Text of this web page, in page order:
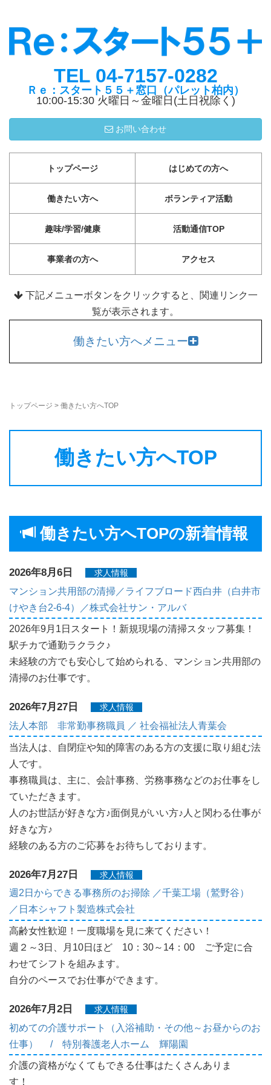
TEL 04-7157-0282
Ｒｅ：スタート５５＋窓口（パレット柏内）
10:00-15:30 火曜日～金曜日(土日祝除く)
お問い合わせ
トップページ はじめての方へ
働きたい方へ ボランティア活動
趣味/学習/健康 活動通信TOP
事業者の方へ アクセス
下記メニューボタンをクリックすると、関連リンク一
覧が表示されます。
働きたい方へメニュー
トップページ > 働きたい方へTOP
働きたい方へTOP
働きたい方へTOPの新着情報
2026年8月6日 求人情報
マンション共用部の清掃／ライフブロード西白井（白井市
けやき台2-6-4）／株式会社サン・アルバ
2026年9月1日スタート！新規現場の清掃スタッフ募集！
駅チカで通勤ラクラク♪
未経験の方でも安心して始められる、マンション共用部の
清掃のお仕事です。
2026年7月27日 求人情報
法人本部 非常勤事務職員 ／ 社会福祉法人青葉会
当法人は、自閉症や知的障害のある方の支援に取り組む法
人です。
事務職員は、主に、会計事務、労務事務などのお仕事をし
ていただきます。
人のお世話が好きな方♪面倒見がいい方♪人と関わる仕事が
好きな方♪
経験のある方のご応募をお待ちしております。
2026年7月27日 求人情報
週2日からできる事務所のお掃除 ／千葉工場（鷲野谷）
／日本シャフト製造株式会社
高齢女性歓迎！一度職場を見に来てください！
週２～3日、月10日ほど 10：30～14：00 ご予定に合
わせてシフトを組みます。
自分のペースでお仕事ができます。
2026年7月2日 求人情報
初めての介護サポート（入浴補助・その他～お昼からのお
仕事） / 特別養護老人ホーム 輝陽園
介護の資格がなくてもできる仕事はたくさんありま
す！